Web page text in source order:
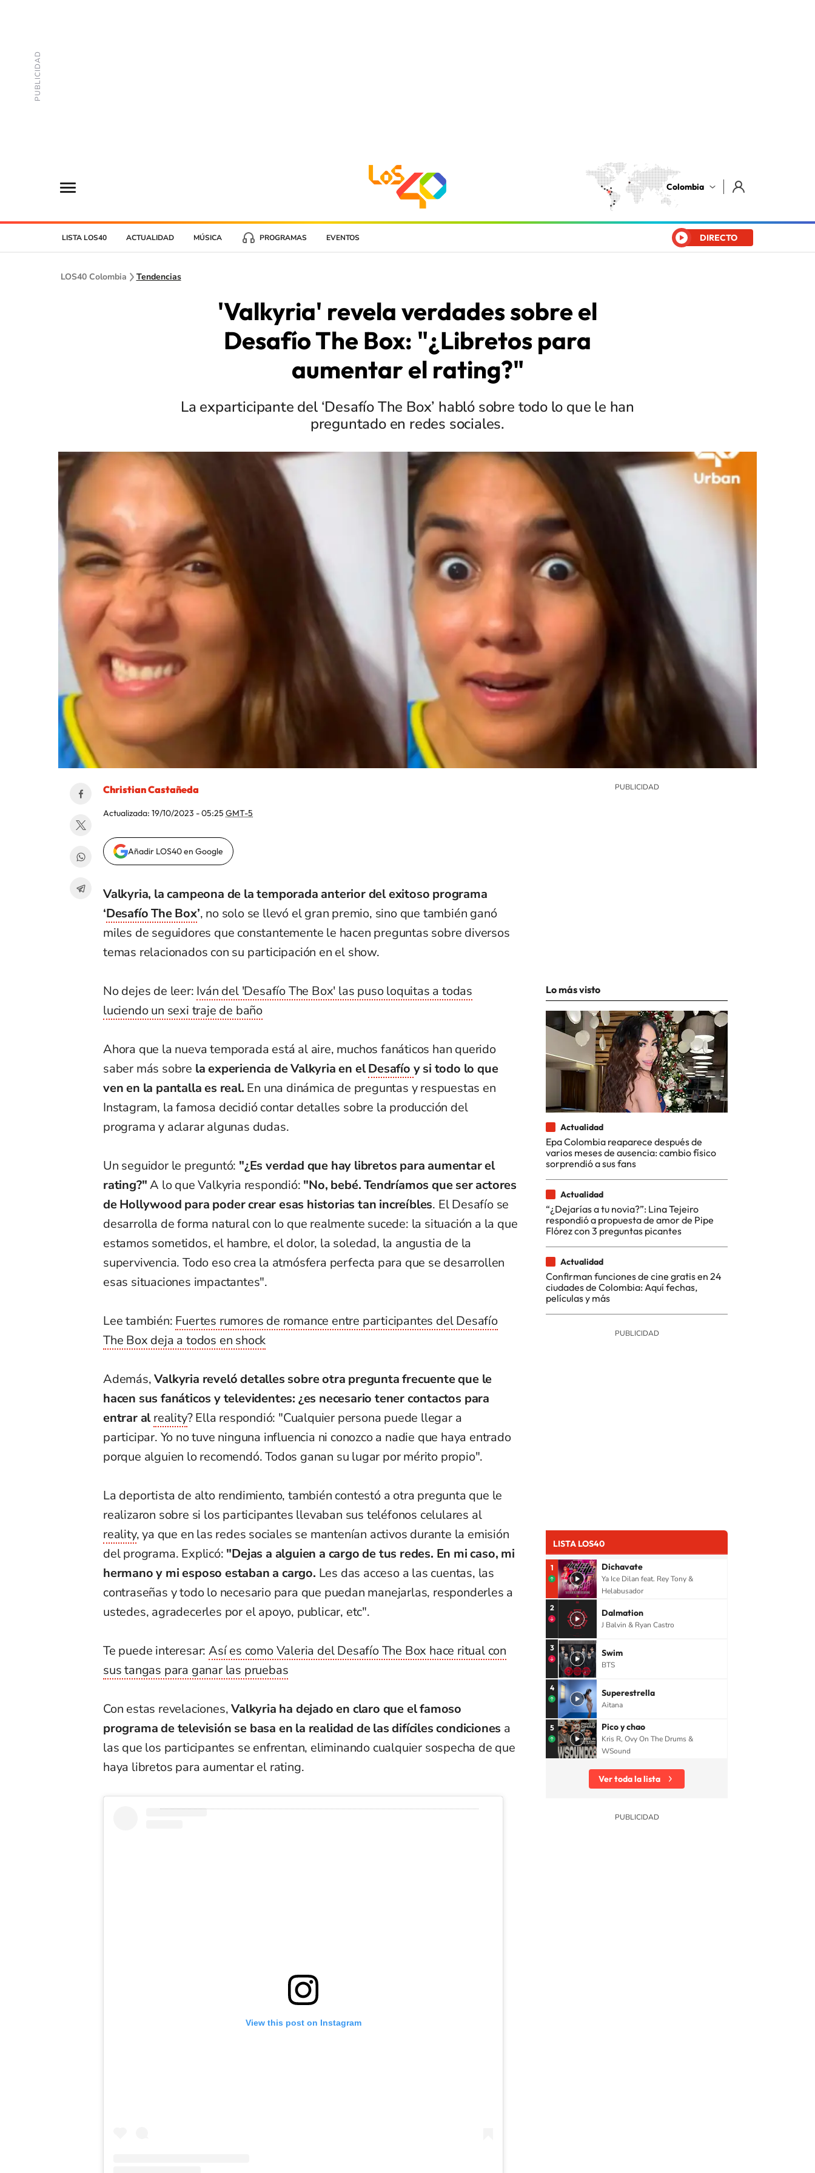
Colombia
LISTA LOS40 ACTUALIDAD MÚSICA PROGRAMAS EVENTOS DIRECTO
LOS40 Colombia Tendencias
'Valkyria' revela verdades sobre el
Desafío The Box: "¿Libretos para
aumentar el rating?"
La exparticipante del ‘Desafío The Box’ habló sobre todo lo que le han
preguntado en redes sociales.
Christian Castañeda
Actualizada: 19/10/2023 - 05:25 GMT-5
Añadir LOS40 en Google
Valkyria, la campeona de la temporada anterior del exitoso programa
‘Desafío The Box’, no solo se llevó el gran premio, sino que también ganó
miles de seguidores que constantemente le hacen preguntas sobre diversos
temas relacionados con su participación en el show.
No dejes de leer: Iván del 'Desafío The Box' las puso loquitas a todas
luciendo un sexi traje de baño
Ahora que la nueva temporada está al aire, muchos fanáticos han querido
saber más sobre la experiencia de Valkyria en elDesafío y si todo lo que
ven en la pantalla es real. En una dinámica de preguntas y respuestas en
Instagram, la famosa decidió contar detalles sobre la producción del
programa y aclarar algunas dudas.
Un seguidor le preguntó: "¿Es verdad que hay libretos para aumentar el
rating?"A lo que Valkyria respondió: "No, bebé. Tendríamos que ser actores
de Hollywood para poder crear esas historias tan increíbles. El Desafío se
desarrolla de forma natural con lo que realmente sucede: la situación a la que
estamos sometidos, el hambre, el dolor, la soledad, la angustia de la
supervivencia. Todo eso crea la atmósfera perfecta para que se desarrollen
esas situaciones impactantes".
Lee también: Fuertes rumores de romance entre participantes del Desafío
The Box deja a todos en shock
Además,Valkyria reveló detalles sobre otra pregunta frecuente que le
hacen sus fanáticos y televidentes: ¿es necesario tener contactos para
entrar al reality? Ella respondió: "Cualquier persona puede llegar a
participar. Yo no tuve ninguna influencia ni conozco a nadie que haya entrado
porque alguien lo recomendó. Todos ganan su lugar por mérito propio".
La deportista de alto rendimiento, también contestó a otra pregunta que le
realizaron sobre si los participantes llevaban sus teléfonos celulares al
reality, ya que en las redes sociales se mantenían activos durante la emisión
del programa. Explicó: "Dejas a alguien a cargo de tus redes. En mi caso, mi
hermano y mi esposo estaban a cargo. Les das acceso a las cuentas, las
contraseñas y todo lo necesario para que puedan manejarlas, responderles a
ustedes, agradecerles por el apoyo, publicar, etc".
Te puede interesar:Así es como Valeria del Desafío The Box hace ritual con
sus tangas para ganar las pruebas
Con estas revelaciones,Valkyria ha dejado en claro que el famoso
programa de televisión se basa en la realidad de las difíciles condiciones a
las que los participantes se enfrentan, eliminando cualquier sospecha de que
haya libretos para aumentar el rating.
View this post on Instagram
Lo más visto
Actualidad
Epa Colombia reaparece después de
varios meses de ausencia: cambio físico
sorprendió a sus fans
Actualidad
“¿Dejarías a tu novia?”: Lina Tejeiro
respondió a propuesta de amor de Pipe
Flórez con 3 preguntas picantes
Actualidad
Confirman funciones de cine gratis en 24
ciudades de Colombia: Aquí fechas,
películas y más
LISTA LOS40
1 Dichavate
Ya Ice Dilan feat. Rey Tony &
Helabusador
2 Dalmation
J Balvin & Ryan Castro
3 Swim
BTS
4 Superestrella
Aitana
5 Pico y chao
Kris R, Ovy On The Drums &
WSound
Ver toda la lista